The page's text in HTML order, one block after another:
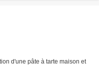
d'une pâte à tarte maison et